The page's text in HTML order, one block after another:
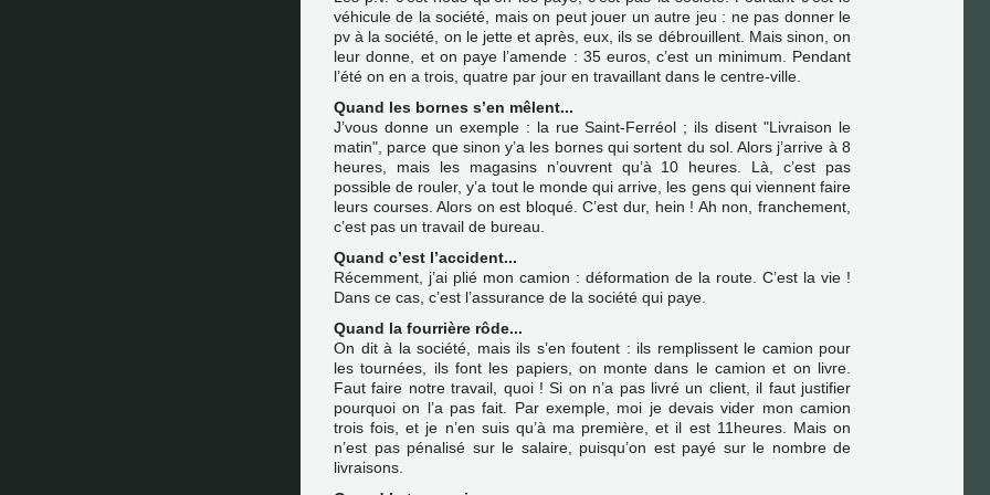
véhicule de la société, mais on peut jouer un autre jeu : ne pas donner le
pv à la société, on le jette et après, eux, ils se débrouillent. Mais sinon, on
leur donne, et on paye l’amende : 35 euros, c’est un minimum. Pendant
l’été on en a trois, quatre par jour en travaillant dans le centre-ville.
Quand les bornes s’en mêlent...
J’vous donne un exemple : la rue Saint-Ferréol ; ils disent "Livraison le
matin", parce que sinon y’a les bornes qui sortent du sol. Alors j’arrive à 8
heures, mais les magasins n’ouvrent qu’à 10 heures. Là, c’est pas
possible de rouler, y’a tout le monde qui arrive, les gens qui viennent faire
leurs courses. Alors on est bloqué. C’est dur, hein ! Ah non, franchement,
c’est pas un travail de bureau.
Quand c’est l’accident...
Récemment, j’ai plié mon camion : déformation de la route. C’est la vie !
Dans ce cas, c’est l’assurance de la société qui paye.
Quand la fourrière rôde...
On dit à la société, mais ils s’en foutent : ils remplissent le camion pour
les tournées, ils font les papiers, on monte dans le camion et on livre.
Faut faire notre travail, quoi ! Si on n’a pas livré un client, il faut justifier
pourquoi on l’a pas fait. Par exemple, moi je devais vider mon camion
trois fois, et je n’en suis qu’à ma première, et il est 11heures. Mais on
n’est pas pénalisé sur le salaire, puisqu’on est payé sur le nombre de
livraisons.